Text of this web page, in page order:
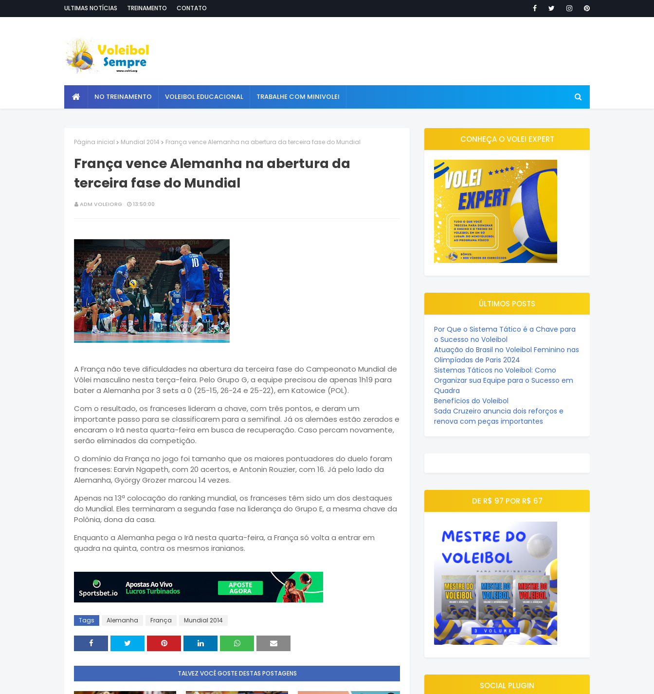
ULTIMAS NOTÍCIAS TREINAMENTO CONTATO
NO TREINAMENTO VOLEIBOL EDUCACIONAL TRABALHE COM MINIVOLEI
Página inicial Mundial 2014 França vence Alemanha na abertura da terceira fase do Mundial
França vence Alemanha na abertura da
terceira fase do Mundial
ADM VOLEIORG 13:50:00
A França não teve dificuldades na abertura da terceira fase do Campeonato Mundial de
Vôlei masculino nesta terça-feira. Pelo Grupo G, a equipe precisou de apenas 1h19 para
bater a Alemanha por 3 sets a 0 (25-15, 26-24 e 25-22), em Katowice (POL).
Com o resultado, os franceses lideram a chave, com três pontos, e deram um
importante passo para se classificarem para a semifinal. Já os alemães estão zerados e
encaram o Irã nesta quarta-feira em busca de recuperação. Caso percam novamente,
serão eliminados da competição.
O domínio da França no jogo foi tamanho que os maiores pontuadores do duelo foram
franceses: Earvin Ngapeth, com 20 acertos, e Antonin Rouzier, com 16. Já pelo lado da
Alemanha, György Grozer marcou 14 vezes.
Apenas na 13ª colocação do ranking mundial, os franceses têm sido um dos destaques
do Mundial. Eles terminaram a segunda fase na liderança do Grupo E, a mesma chave da
Polônia, dona da casa.
Enquanto a Alemanha pega o Irã nesta quarta-feira, a França só volta a entrar em
quadra na quinta, contra os mesmos iranianos.
Tags Alemanha França Mundial 2014
TALVEZ VOCÊ GOSTE DESTAS POSTAGENS
CONHEÇA O VOLEI EXPERT
ÚLTIMOS POSTS
Por Que o Sistema Tático é a Chave para
o Sucesso no Voleibol
Atuação do Brasil no Voleibol Feminino nas
Olimpíadas de Paris 2024
Sistemas Táticos no Voleibol: Como
Organizar sua Equipe para o Sucesso em
Quadra
Benefícios do Voleibol
Sada Cruzeiro anuncia dois reforços e
renova com peças importantes
DE R$ 97 POR R$ 67
SOCIAL PLUGIN